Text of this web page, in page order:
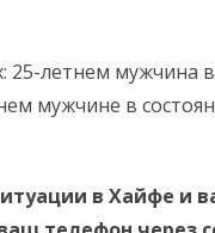
25-летнем мужчина
мужчине в
в Хайфе и